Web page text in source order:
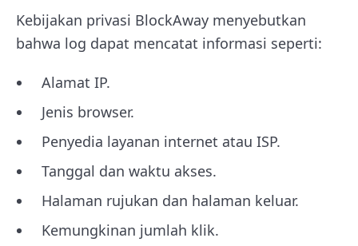
Kebijakan privasi BlockAway menyebutkan
bahwa log dapat mencatat informasi seperti:
Alamat IP.
Jenis browser.
Penyedia layanan internet atau ISP.
Tanggal dan waktu akses.
Halaman rujukan dan halaman keluar.
Kemungkinan jumlah klik.